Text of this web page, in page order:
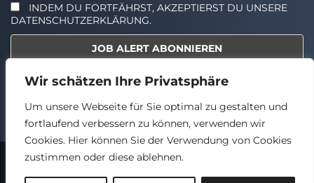
Wir schätzen Ihre Privatsphäre
Um unsere Webseite für Sie optimal zu gestalten und
fortlaufend verbessern zu können, verwenden wir
Cookies. Hier können Sie der Verwendung von Cookies
zustimmen oder diese ablehnen.
INDEM DU FORTFÄHRST, AKZEPTIERST DU UNSERE
DATENSCHUTZERKLÄRUNG.
Select the widget you want to show.